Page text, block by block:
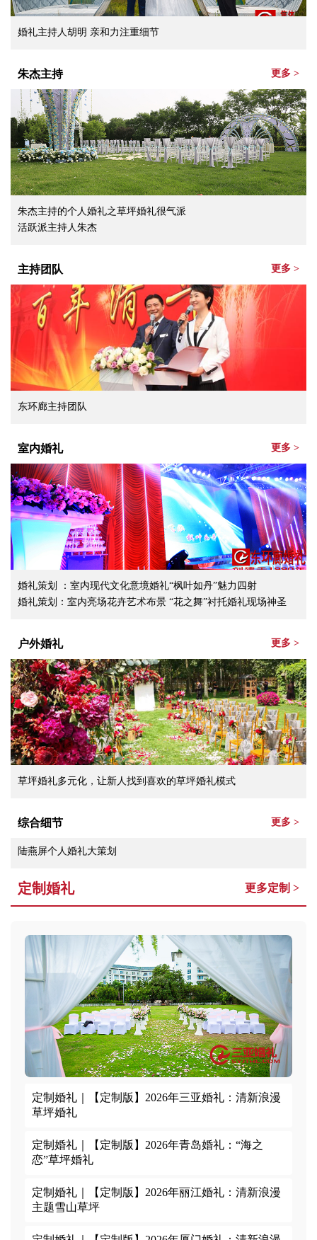
婚礼主持人胡明 亲和力注重细节
更多 >
朱杰主持
朱杰主持的个人婚礼之草坪婚礼很气派
活跃派主持人朱杰
更多 >
主持团队
东环廊主持团队
更多 >
室内婚礼
婚礼策划 ：室内现代文化意境婚礼“枫叶如丹”魅力四射
婚礼策划：室内亮场花卉艺术布景 “花之舞”衬托婚礼现场神圣
更多 >
户外婚礼
草坪婚礼多元化，让新人找到喜欢的草坪婚礼模式
更多 >
综合细节
陆燕屏个人婚礼大策划
定制婚礼 更多定制 >
定制婚礼｜
【定制版】2026年三亚婚礼：清新浪漫
草坪婚礼
定制婚礼｜
【定制版】2026年青岛婚礼：“海之
恋”草坪婚礼
定制婚礼｜
【定制版】2026年丽江婚礼：清新浪漫
主题雪山草坪